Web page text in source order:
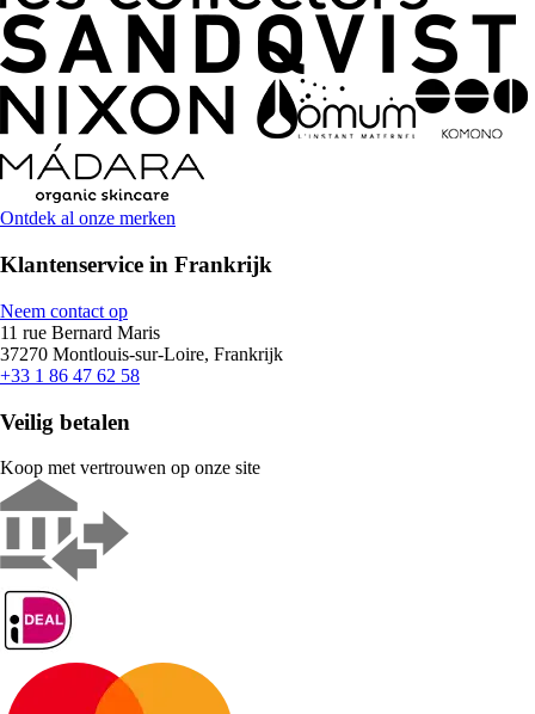
Ontdek al onze merken
Klantenservice in Frankrijk
Neem contact op
11 rue Bernard Maris
37270 Montlouis-sur-Loire, Frankrijk
+33 1 86 47 62 58
Veilig betalen
Koop met vertrouwen op onze site